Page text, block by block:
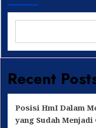
Recent
Posisi HmI Dalam
yang Sudah